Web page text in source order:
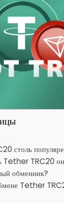
столь
Tether TRC20
обменник?
Tether